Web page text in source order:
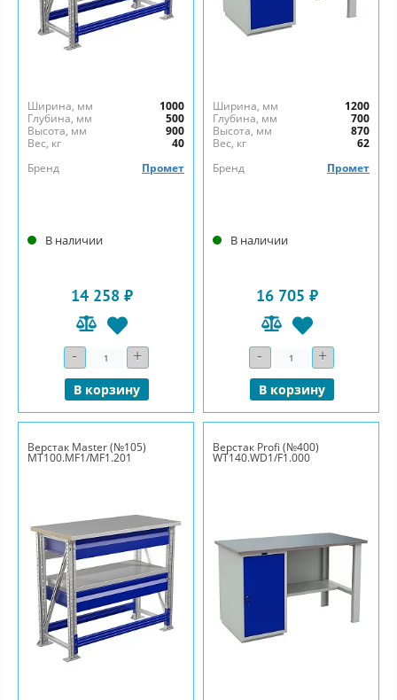
Ширина, мм
1000
Глубина, мм
500
Высота, мм
900
Вес, кг
40
Бренд
Промет
В наличии
14 258 ₽
- Количество
+
В корзину
Ширина, мм
1200
Глубина, мм
700
Высота, мм
870
Вес, кг
62
Бренд
Промет
В наличии
16 705 ₽
- Количество
+
В корзину
Верстак Master (№105)
MT100.MF1/MF1.201
Верстак Profi (№400)
WT140.WD1/F1.000